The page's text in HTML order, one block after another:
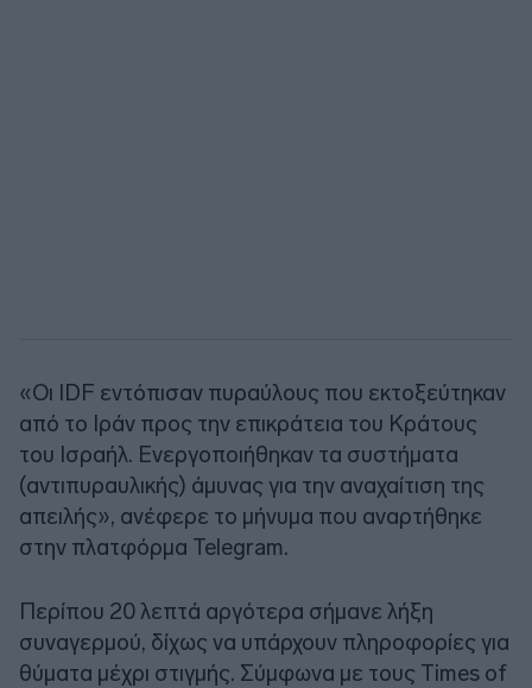
«Οι IDF εντόπισαν πυραύλους που εκτοξεύτηκαν
από το Ιράν προς την επικράτεια του Κράτους
του Ισραήλ. Ενεργοποιήθηκαν τα συστήματα
(αντιπυραυλικής) άμυνας για την αναχαίτιση της
απειλής», ανέφερε το μήνυμα που αναρτήθηκε
στην πλατφόρμα Telegram.
Περίπου 20 λεπτά αργότερα σήμανε λήξη
συναγερμού, δίχως να υπάρχουν πληροφορίες για
θύματα μέχρι στιγμής. Σύμφωνα με τους Times of